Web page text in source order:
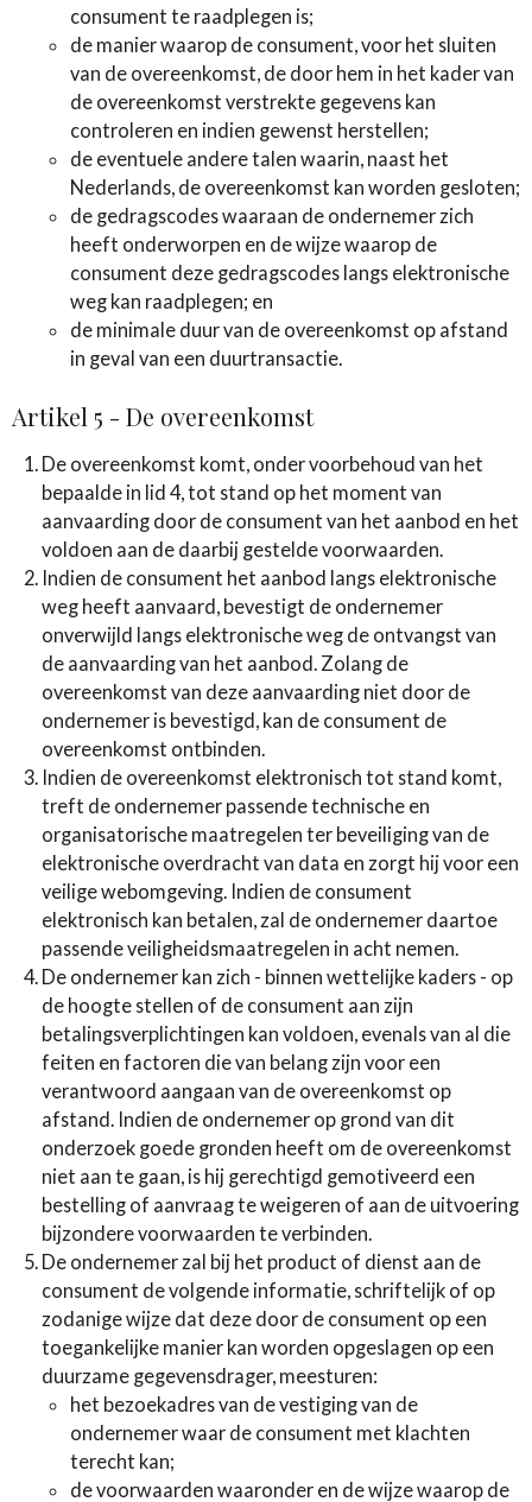
consument te raadplegen is;
de manier waarop de consument, voor het sluiten
van de overeenkomst, de door hem in het kader van
de overeenkomst verstrekte gegevens kan
controleren en indien gewenst herstellen;
de eventuele andere talen waarin, naast het
Nederlands, de overeenkomst kan worden gesloten;
de gedragscodes waaraan de ondernemer zich
heeft onderworpen en de wijze waarop de
consument deze gedragscodes langs elektronische
weg kan raadplegen; en
de minimale duur van de overeenkomst op afstand
in geval van een duurtransactie.
Artikel 5 - De overeenkomst
De overeenkomst komt, onder voorbehoud van het
bepaalde in lid 4, tot stand op het moment van
aanvaarding door de consument van het aanbod en het
voldoen aan de daarbij gestelde voorwaarden.
Indien de consument het aanbod langs elektronische
weg heeft aanvaard, bevestigt de ondernemer
onverwijld langs elektronische weg de ontvangst van
de aanvaarding van het aanbod. Zolang de
overeenkomst van deze aanvaarding niet door de
ondernemer is bevestigd, kan de consument de
overeenkomst ontbinden.
Indien de overeenkomst elektronisch tot stand komt,
treft de ondernemer passende technische en
organisatorische maatregelen ter beveiliging van de
elektronische overdracht van data en zorgt hij voor een
veilige webomgeving. Indien de consument
elektronisch kan betalen, zal de ondernemer daartoe
passende veiligheidsmaatregelen in acht nemen.
De ondernemer kan zich - binnen wettelijke kaders - op
de hoogte stellen of de consument aan zijn
betalingsverplichtingen kan voldoen, evenals van al die
feiten en factoren die van belang zijn voor een
verantwoord aangaan van de overeenkomst op
afstand. Indien de ondernemer op grond van dit
onderzoek goede gronden heeft om de overeenkomst
niet aan te gaan, is hij gerechtigd gemotiveerd een
bestelling of aanvraag te weigeren of aan de uitvoering
bijzondere voorwaarden te verbinden.
De ondernemer zal bij het product of dienst aan de
consument de volgende informatie, schriftelijk of op
zodanige wijze dat deze door de consument op een
toegankelijke manier kan worden opgeslagen op een
duurzame gegevensdrager, meesturen:
het bezoekadres van de vestiging van de
ondernemer waar de consument met klachten
terecht kan;
de voorwaarden waaronder en de wijze waarop de